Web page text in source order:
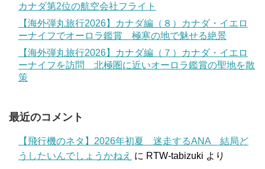
カナダ第2位の航空会社フライト
【海外弾丸旅行2026】カナダ編（８）カナダ・イエロ
ーナイフでオーロラ鑑賞 極寒の地で魅せる絶景
【海外弾丸旅行2026】カナダ編（７）カナダ・イエロ
ーナイフを訪問 北極圏に近いオーロラ鑑賞の聖地を散
策
最近のコメント
【飛行機のネタ】2026年初夏 迷走するANA 結局ど
うしたいんでしょうかねえ に RTW-tabizuki より